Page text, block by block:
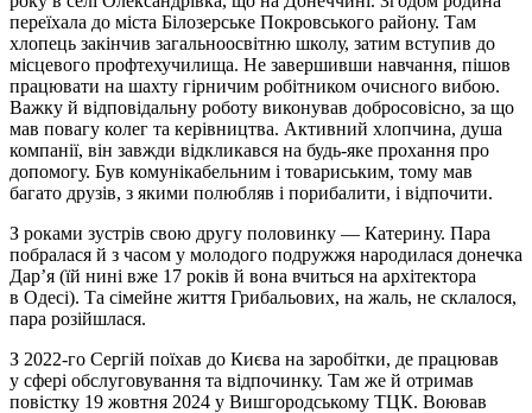
переїхала до міста Білозерське Покровського району. Там
хлопець закінчив загальноосвітню школу, затим вступив до
місцевого профтехучилища. Не завершивши навчання, пішов
працювати на шахту гірничим робітником очисного вибою.
Важку й відповідальну роботу виконував добросовісно, за що
мав повагу колег та керівництва. Активний хлопчина, душа
компанії, він завжди відкликався на будь-яке прохання про
допомогу. Був комунікабельним і товариським, тому мав
багато друзів, з якими полюбляв і порибалити, і відпочити.
З роками зустрів свою другу половинку — Катерину. Пара
побралася й з часом у молодого подружжя народилася донечка
Дар’я (їй нині вже 17 років й вона вчиться на архітектора
в Одесі). Та сімейне життя Грибальових, на жаль, не склалося,
пара розійшлася.
З 2022-го Сергій поїхав до Києва на заробітки, де працював
у сфері обслуговування та відпочинку. Там же й отримав
повістку 19 жовтня 2024 у Вишгородському ТЦК. Воював